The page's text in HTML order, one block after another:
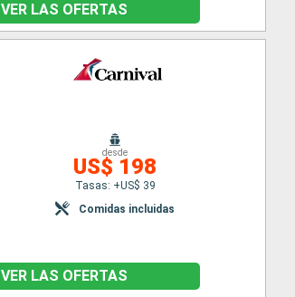
VER LAS OFERTAS
desde
US$ 198
Tasas: +US$ 39
Comidas incluidas
VER LAS OFERTAS